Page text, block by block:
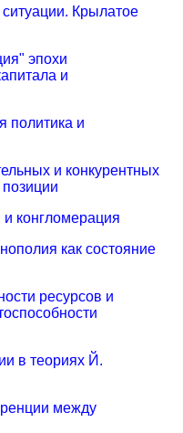
ситуации. Крылатое
эпохи
и
политика и
и конкурентных
конгломерация
как состояние
ресурсов и
в теориях Й.
между